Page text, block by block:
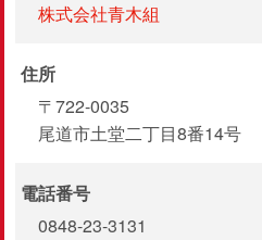
株式会社青木組
住所
〒722-0035
尾道市土堂二丁目8番14号
電話番号
0848-23-3131